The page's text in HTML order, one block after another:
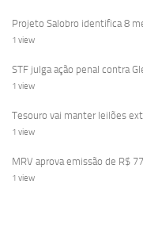
Projeto Salobro identifica 8
1 view
STF julga ação penal contra
1 view
Tesouro vai manter leilões
1 view
MRV aprova emissão de R$
1 view